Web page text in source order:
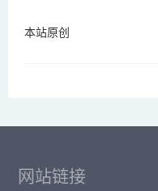
本站原创
网站链接